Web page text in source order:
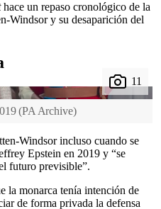
hace un repaso cronológico de la
Windsor y su desaparición del
(PA Archive)
Windsor incluso cuando se
Epstein en 2019 y “se
futuro previsible”.
la monarca tenía intención de
de forma privada la defensa